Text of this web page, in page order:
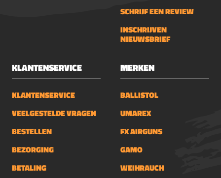
SCHRIJF EEN REVIEW
INSCHRIJVEN
NIEUWSBRIEF
KLANTENSERVICE
KLANTENSERVICE
VEELGESTELDE VRAGEN
BESTELLEN
BEZORGING
BETALING
MERKEN
BALLISTOL
UMAREX
FX AIRGUNS
GAMO
WEIHRAUCH